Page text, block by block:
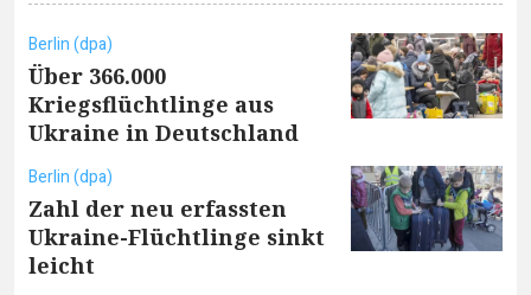
Berlin (dpa)
Über 366.000
Kriegsflüchtlinge aus
Ukraine in Deutschland
Berlin (dpa)
Zahl der neu erfassten
Ukraine-Flüchtlinge sinkt
leicht